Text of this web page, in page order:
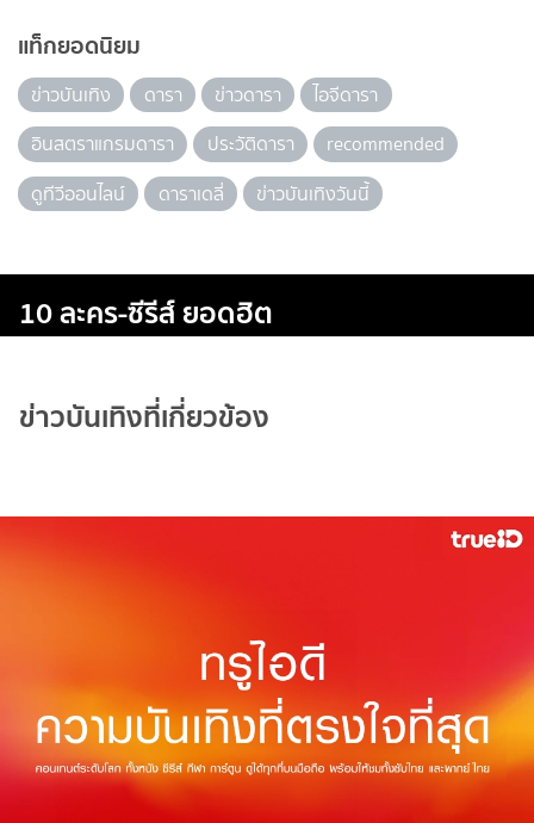
แท็กยอดนิยม
ข่าวบันเทิง ดารา ข่าวดารา
ไอจีดารา
อินสตราแกรมดารา
ประวัติดารา
recommended
ดูทีวีออนไลน์
ดาราเดลี่ ข่าวบันเทิงวันนี้
10 ละคร-ซีรีส์ ยอดฮิต
ข่าวบันเทิงที่เกี่ยวข้อง